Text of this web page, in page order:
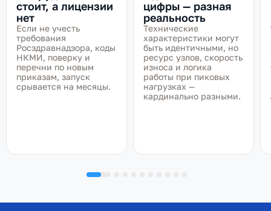
стоит, а лицензии
нет
Если не учесть
требования
Росздравнадзора, коды
НКМИ, поверку и
перечни по новым
приказам, запуск
срывается на месяцы.
цифры — разная
реальность
Технические
характеристики могут
быть идентичными, но
ресурс узлов, скорость
износа и логика
работы при пиковых
нагрузках —
кардинально разными.